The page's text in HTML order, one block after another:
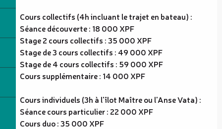
Cours collectifs (4h incluant le trajet en bateau) :
Séance découverte : 18 000 XPF
Stage 2 cours collectifs : 35 000 XPF
Stage de 3 cours collectifs : 49 000 XPF
Stage de 4 cours collectifs : 59 000 XPF
Cours supplémentaire : 14 000 XPF
Cours individuels (3h à l'îlot Maître ou l'Anse Vata) :
Séance cours particulier : 22 000 XPF
Cours duo : 35 000 XPF